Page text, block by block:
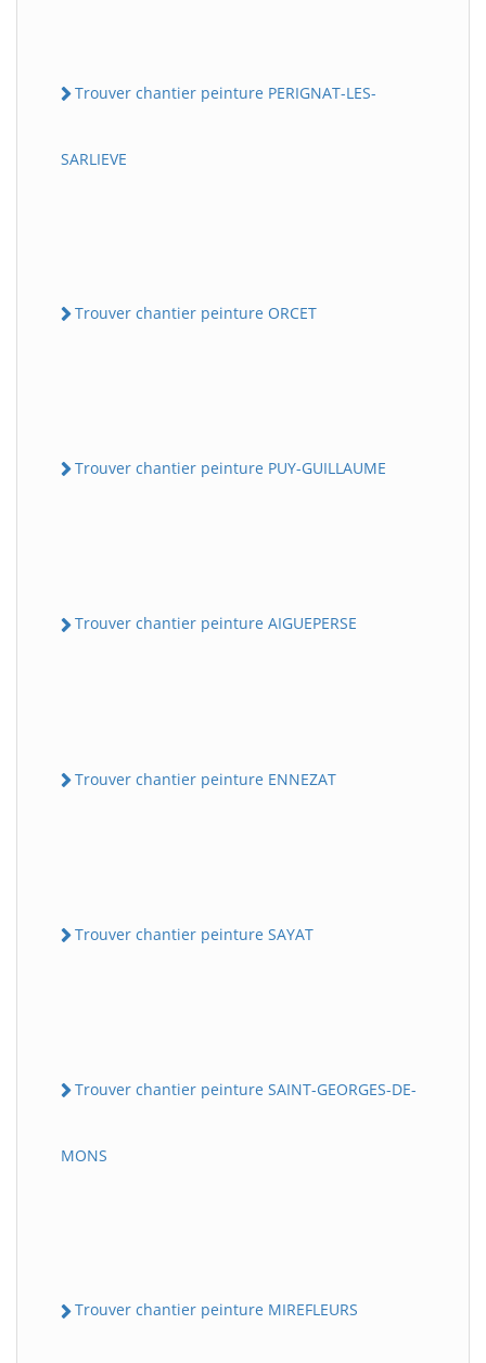
Trouver chantier peinture PERIGNAT-LES-
SARLIEVE
Trouver chantier peinture ORCET
Trouver chantier peinture PUY-GUILLAUME
Trouver chantier peinture AIGUEPERSE
Trouver chantier peinture ENNEZAT
Trouver chantier peinture SAYAT
Trouver chantier peinture SAINT-GEORGES-DE-
MONS
Trouver chantier peinture MIREFLEURS